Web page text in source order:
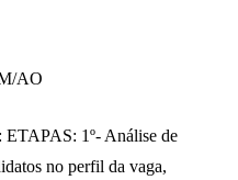
AO
: ETAPAS: 1º- Análise de
no perfil da vaga,